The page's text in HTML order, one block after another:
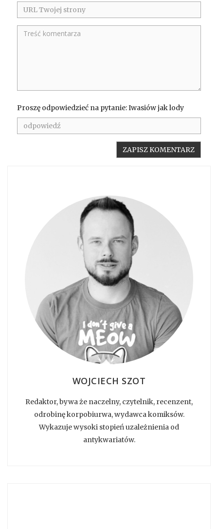
Proszę odpowiedzieć na pytanie: Iwasiów jak lody
WOJCIECH SZOT
Redaktor, bywa że naczelny, czytelnik, recenzent,
odrobinę korpobiurwa, wydawca komiksów.
Wykazuje wysoki stopień uzależnienia od
antykwariatów.